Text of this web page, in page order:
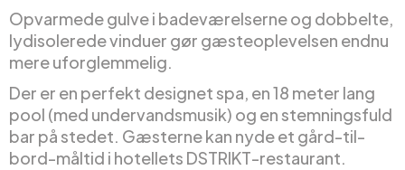
Opvarmede gulve i badeværelserne og dobbelte,
lydisolerede vinduer gør gæsteoplevelsen endnu
mere uforglemmelig.
Der er en perfekt designet spa, en 18 meter lang
pool (med undervandsmusik) og en stemningsfuld
bar på stedet. Gæsterne kan nyde et gård-til-
bord-måltid i hotellets DSTRIKT-restaurant.